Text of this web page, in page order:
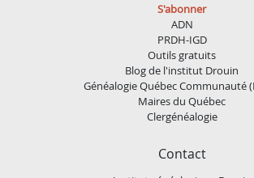
S'abonner
ADN
PRDH-IGD
Outils gratuits
Blog de l'institut Drouin
Généalogie Québec Communauté
Maires du Québec
Clergénéalogie
Contact